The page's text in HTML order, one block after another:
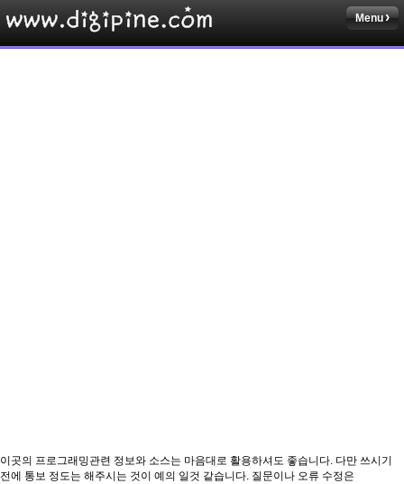
Menu
이곳의 프로그래밍관련 정보와 소스는 마음대로 활용하셔도 좋습니다. 다만 쓰시기
전에 통보 정도는 해주시는 것이 예의 일것 같습니다. 질문이나 오류 수정은
Sketchbook5, 스케치북5